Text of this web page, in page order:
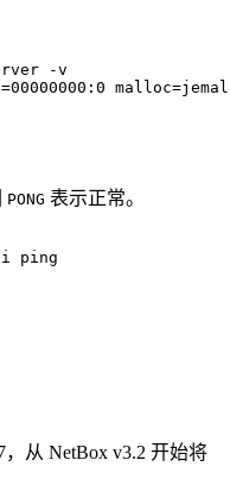
-v
PONG 表示正常。
ping
从 NetBox v3.2 开始将